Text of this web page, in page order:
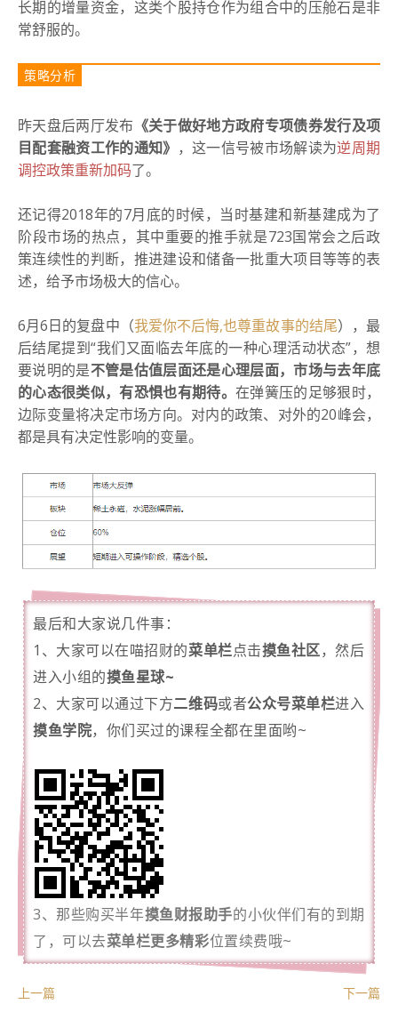
长期的增量资金，这类个股持仓作为组合中的压舱石是非
常舒服的。
策略分析
昨天盘后两厅发布 《关于做好地方政府专项债券发行及项
目配套融资工作的通知》 ，这一信号被市场解读为逆周期
调控政策重新加码了。
还记得2018年的7月底的时候，当时基建和新基建成为了
阶段市场的热点，其中重要的推手就是723国常会之后政
策连续性的判断，推进建设和储备一批重大项目等等的表
述，给予市场极大的信心。
6月6日的复盘中（我爱你不后悔,也尊重故事的结尾），最
后结尾提到“我们又面临去年底的一种心理活动状态”，想
要说明的是不管是估值层面还是心理层面，市场与去年底
的心态很类似，有恐惧也有期待。 在弹簧压的足够狠时，
边际变量将决定市场方向。对内的政策、对外的20峰会，
都是具有决定性影响的变量。
最后和大家说几件事：
1、大家可以在喵招财的菜单栏点击摸鱼社区，然后
进入小组的摸鱼星球~
2、大家可以通过下方二维码或者公众号菜单栏进入
摸鱼学院，你们买过的课程全都在里面哟~
3、那些购买半年摸鱼财报助手的小伙伴们有的到期
了，可以去菜单栏更多精彩位置续费哦~
上一篇 下一篇